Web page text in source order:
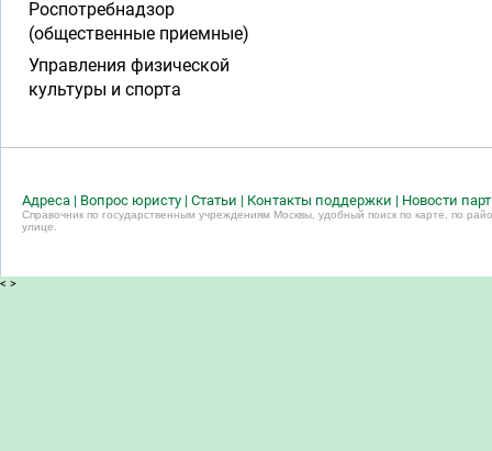
Роспотребнадзор
(общественные приемные)
Управления физической
культуры и спорта
Адреса | Вопрос юристу | Статьи | Контакты поддержки | Новости
Справочник по государственным учреждениям Москвы, удобный поиск по карте, по
улице.
< >